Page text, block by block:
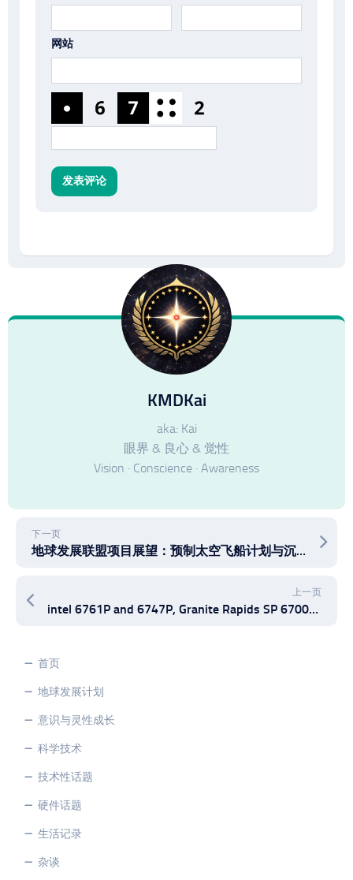
网站
KMDKai
aka: Kai
眼界 & 良心 & 觉性
Vision · Conscience · Awareness
下一页
地球发展联盟项目展望：预制太空飞船计划与沉浸式太空旅行探险体验的飞船营地项目
上一页
intel 6761P and 6747P, Granite Rapids SP 6700P series LGA4710 XEON 6th P-cores Processor showcase and benchmark.
首页
地球发展计划
意识与灵性成长
科学技术
技术性话题
硬件话题
生活记录
杂谈